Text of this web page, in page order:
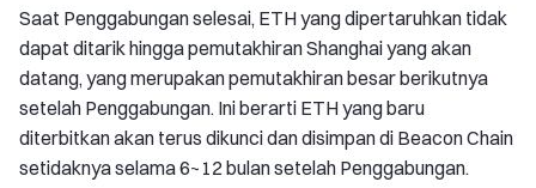
Saat Penggabungan selesai, ETH yang dipertaruhkan tidak
dapat ditarik hingga pemutakhiran Shanghai yang akan
datang, yang merupakan pemutakhiran besar berikutnya
setelah Penggabungan. Ini berarti ETH yang baru
diterbitkan akan terus dikunci dan disimpan di Beacon Chain
setidaknya selama 6~12 bulan setelah Penggabungan.